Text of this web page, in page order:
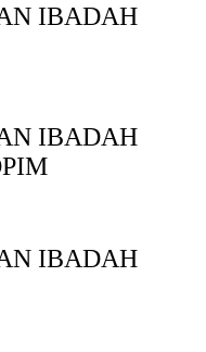
IBADAH
IBADAH
IBADAH